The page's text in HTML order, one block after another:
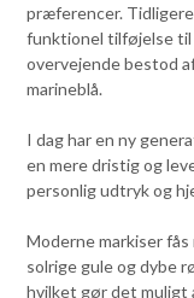
præferencer.
funktionel tilføjelse til
overvejende bestod
marineblå.
I dag har en ny
en mere dristig og
personlig udtryk og
Moderne markiser
solrige gule og dybe
hvilket gør det muligt